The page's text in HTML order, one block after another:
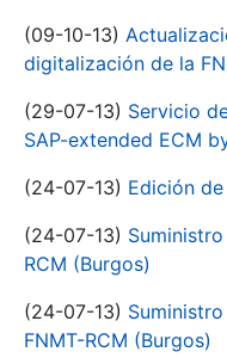
(09-10-13)
digitalización de la
(29-07-13) Servicio
SAP-extended ECM
(24-07-13) Edición
(24-07-13)
RCM (Burgos)
(24-07-13)
FNMT-RCM (Burgos)